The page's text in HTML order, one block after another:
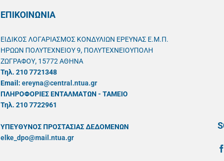
ΕΠΙΚΟΙΝΩΝΙΑ
ΕΙΔΙΚΟΣ ΛΟΓΑΡΙΑΣΜΟΣ ΚΟΝΔΥΛΙΩΝ ΕΡΕΥΝΑΣ Ε.Μ.Π.
ΗΡΩΩΝ ΠΟΛΥΤΕΧΝΕΙΟΥ 9, ΠΟΛΥΤΕΧΝΕΙΟΥΠΟΛΗ
ΖΩΓΡΑΦΟΥ, 15772 ΑΘΗΝΑ
Τηλ. 210 7721348
Email: ereyna@central.ntua.gr
ΠΛΗΡΟΦΟΡΙΕΣ ΕΝΤΑΛΜΑΤΩΝ - ΤΑΜΕΙΟ
Τηλ. 210 7722961
ΥΠΕΥΘYΝΟΣ ΠΡΟΣΤΑΣΙΑΣ ΔΕΔΟΜΕΝΩΝ
elke_dpo@mail.ntua.gr